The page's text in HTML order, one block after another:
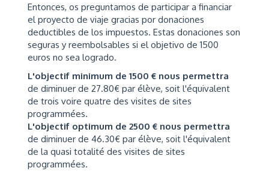
Entonces, os preguntamos de participar a financiar
el proyecto de viaje gracias por donaciones
deductibles de los impuestos. Estas donaciones son
seguras y reembolsables si el objetivo de 1500
euros no sea logrado.
L'objectif minimum de 1500 € nous permettra
de diminuer de 27.80€ par élève, soit l'équivalent
de trois voire quatre des visites de sites
programmées.
L'objectif optimum de 2500 € nous permettra
de diminuer de 46.30€ par élève, soit l'équivalent
de la quasi totalité des visites de sites
programmées.